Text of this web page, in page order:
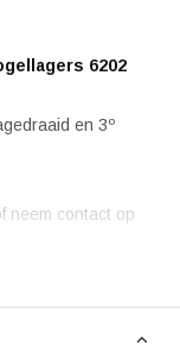
6202
en 3º
neem contact op